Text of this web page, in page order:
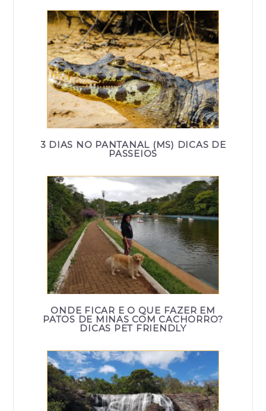
3 DIAS NO PANTANAL (MS) DICAS DE
PASSEIOS
ONDE FICAR E O QUE FAZER EM
PATOS DE MINAS COM CACHORRO?
DICAS PET FRIENDLY